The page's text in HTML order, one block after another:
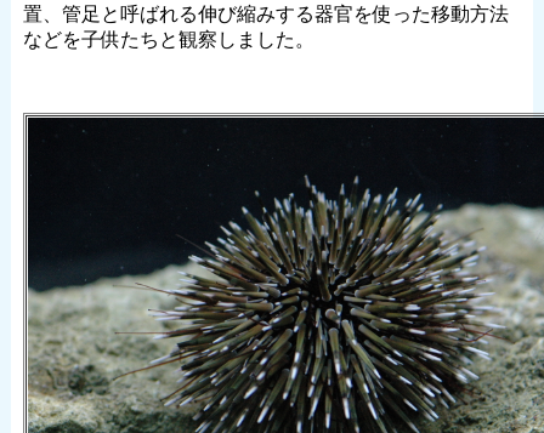
置、管足と呼ばれる伸び縮みする器官を使った移動方法
などを子供たちと観察しました。